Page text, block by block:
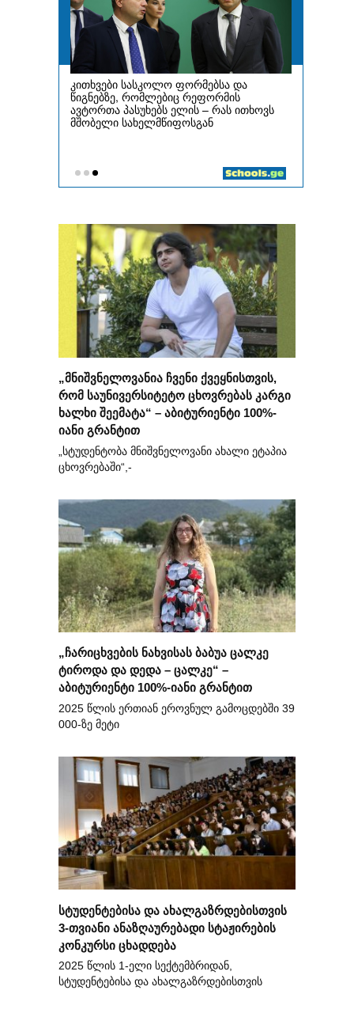
„მნიშვნელოვანია ჩვენი ქვეყნისთვის,
რომ საუნივერსიტეტო ცხოვრებას კარგი
ხალხი შეემატა“ – აბიტურიენტი 100%-
იანი გრანტით
„სტუდენტობა მნიშვნელოვანი ახალი ეტაპია
ცხოვრებაში“,-
„ჩარიცხვების ნახვისას ბაბუა ცალკე
ტიროდა და დედა – ცალკე“ –
აბიტურიენტი 100%-იანი გრანტით
2025 წლის ერთიან ეროვნულ გამოცდებში 39
000-ზე მეტი
სტუდენტებისა და ახალგაზრდებისთვის
3-თვიანი ანაზღაურებადი სტაჟირების
კონკურსი ცხადდება
2025 წლის 1-ელი სექტემბრიდან,
სტუდენტებისა და ახალგაზრდებისთვის